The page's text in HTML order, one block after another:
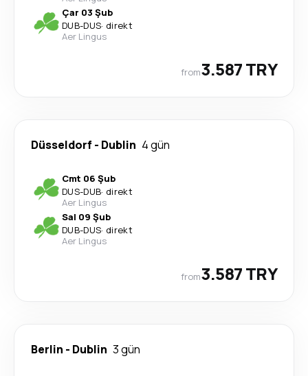
Çar 03 Şub
DUB-DUS· direkt
Aer Lingus
from3.587 TRY
Düsseldorf - Dublin 4 gün
Cmt 06 Şub
DUS-DUB· direkt
Aer Lingus
Sal 09 Şub
DUB-DUS· direkt
Aer Lingus
from3.587 TRY
Berlin - Dublin 3 gün